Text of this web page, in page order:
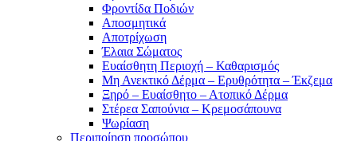
Φροντίδα Ποδιών
Αποσμητικά
Αποτρίχωση
Έλαια Σώματος
Ευαίσθητη Περιοχή – Καθαρισμός
Μη Ανεκτικό Δέρμα – Ερυθρότητα – Έκζεμα
Ξηρό – Ευαίσθητο – Ατοπικό Δέρμα
Στέρεα Σαπούνια – Κρεμοσάπουνα
Ψωρίαση
Περιποίηση προσώπου